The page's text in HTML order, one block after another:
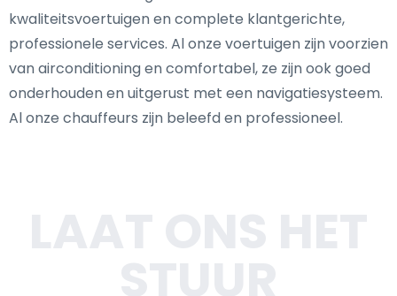
kwaliteitsvoertuigen en complete klantgerichte,
professionele services. Al onze voertuigen zijn voorzien
van airconditioning en comfortabel, ze zijn ook goed
onderhouden en uitgerust met een navigatiesysteem.
Al onze chauffeurs zijn beleefd en professioneel.